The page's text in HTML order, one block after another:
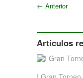
← Anterior
Artículos